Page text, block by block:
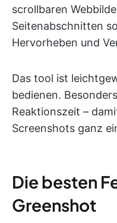
scrollbaren
Seitenabschnitten
Hervorheben und
Das tool ist
bedienen.
Reaktionszeit –
Screenshots ganz
Die besten
Greenshot